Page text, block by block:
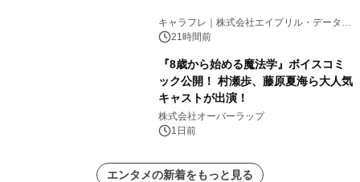
キャラフレ｜株式会社エイプリル・データ・
デザインズ
21時間前
『8歳から始める魔法学』ボイスコミ
ック公開！ 村瀬歩、藤原夏海ら大人気
キャストが出演！
株式会社オーバーラップ
1日前
エンタメの新着をもっと見る